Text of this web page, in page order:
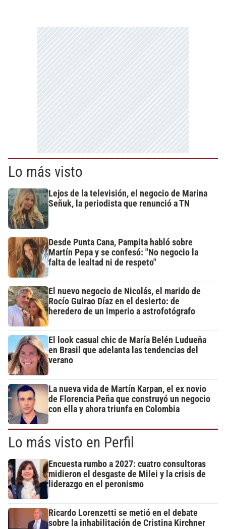
Lo más visto
Lejos de la televisión, el negocio de Marina
Señuk, la periodista que renunció a TN
Desde Punta Cana, Pampita habló sobre
Martín Pepa y se confesó: "No negocio la
falta de lealtad ni de respeto"
El nuevo negocio de Nicolás, el marido de
Rocío Guirao Díaz en el desierto: de
heredero de un imperio a astrofotógrafo
El look casual chic de María Belén Ludueña
en Brasil que adelanta las tendencias del
verano
La nueva vida de Martín Karpan, el ex novio
de Florencia Peña que construyó un negocio
con ella y ahora triunfa en Colombia
Lo más visto en Perfil
Encuesta rumbo a 2027: cuatro consultoras
midieron el desgaste de Milei y la crisis de
liderazgo en el peronismo
Ricardo Lorenzetti se metió en el debate
sobre la inhabilitación de Cristina Kirchner